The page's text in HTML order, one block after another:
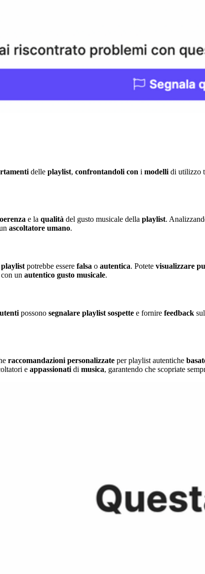
delle playlist, confrontandoli con i modelli di utilizzo
e la qualità del gusto musicale della playlist.
ascoltatore umano.
playlist potrebbe essere falsa o autentica. Potete visualizzare
un autentico gusto musicale.
utentipossono segnalare playlist sospette e fornire feedback
raccomandazioni personalizzate per playlist autentiche
e appassionati di musica, garantendo che scopriate